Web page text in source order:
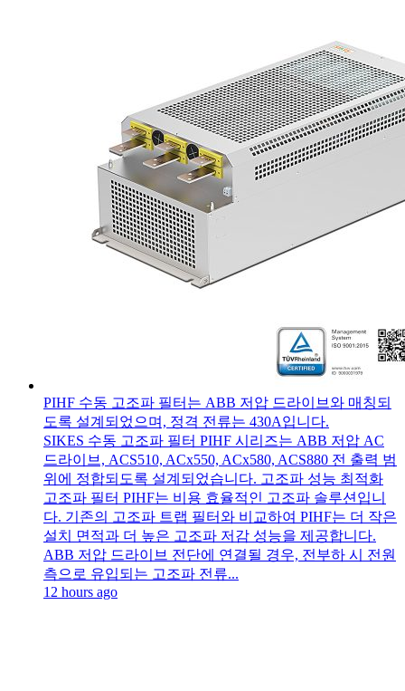
PIHF 수동 고조파 필터는 ABB 저압 드라이브와 매칭되
도록 설계되었으며, 정격 전류는 430A입니다.
SIKES 수동 고조파 필터 PIHF 시리즈는 ABB 저압 AC
드라이브, ACS510, ACx550, ACx580, ACS880 전 출력 범
위에 정합되도록 설계되었습니다. 고조파 성능 최적화
고조파 필터 PIHF는 비용 효율적인 고조파 솔루션입니
다. 기존의 고조파 트랩 필터와 비교하여 PIHF는 더 작은
설치 면적과 더 높은 고조파 저감 성능을 제공합니다.
ABB 저압 드라이브 전단에 연결될 경우, 전부하 시 전원
측으로 유입되는 고조파 전류...
12 hours ago